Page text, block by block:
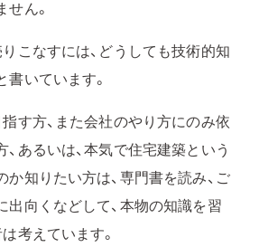
ん。
こなすには、どうしても技術的知
いています。
す方、また会社のやり方にのみ依
あるいは、本気で住宅建築という
か知りたい方は、専門書を読み、ご
出向くなどして、本物の知識を習
考えています。